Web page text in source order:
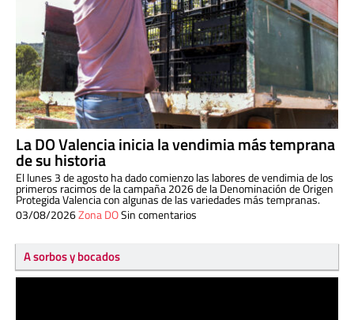
La DO Valencia inicia la vendimia más temprana
de su historia
El lunes 3 de agosto ha dado comienzo las labores de vendimia de los
primeros racimos de la campaña 2026 de la Denominación de Origen
Protegida Valencia con algunas de las variedades más tempranas.
03/08/2026Zona DOSin comentarios
A sorbos y bocados